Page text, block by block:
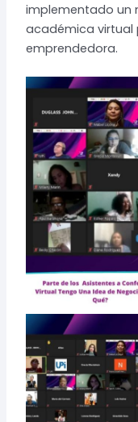
implementado un
académica virtual
emprendedora.